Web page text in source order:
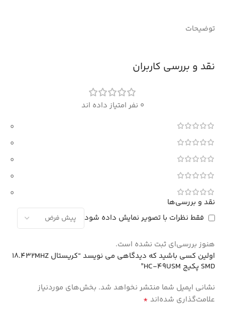
توضیحات
نقد و بررسی کاربران
0 نفر امتیاز داده اند
0
0
0
0
0
نقد و بررسی‌ها
فقط نظرات با تصویر نمایش داده شود
هنوز بررسی‌ای ثبت نشده است.
اولین کسی باشید که دیدگاهی می نویسد “کریستال 18.432MHZ
SMD پکیج HC-49USM”
نشانی ایمیل شما منتشر نخواهد شد. بخش‌های موردنیاز
علامت‌گذاری شده‌اند *